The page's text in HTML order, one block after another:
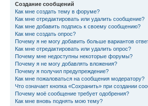
Создание сообщений
Как мне создать тему в форуме?
Как мне отредактировать или удалить сообщение?
Как мне добавить подпись к своему сообщению?
Как мне создать опрос?
Почему я не могу добавить больше вариантов
Как мне отредактировать или удалить опрос?
Почему мне недоступны некоторые форумы?
Почему я не могу добавлять вложения?
Почему я получил предупреждение?
Как мне пожаловаться на сообщения модератору?
Что означает кнопка «Сохранить» при создании
Почему моё сообщение требует одобрения?
Как мне вновь поднять мою тему?